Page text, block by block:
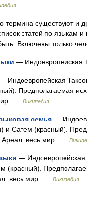
термина существуют и
статей по языкам
Включены только
— Индоевропейская
Индоевропейская
Предполагаемая
…
Википедия
семья —
и Сатем (красный).
Ареал: весь мир …
— Индоевропейская
(красный).
весь мир …
Википедия